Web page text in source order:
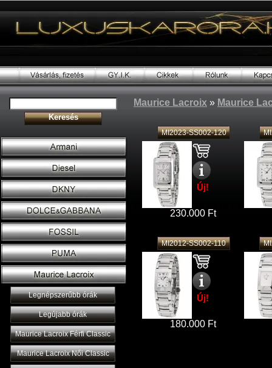
Legnépszerűbb órák
Legújabb órák
Maurice Lacroix Férfi Classic
Maurice Lacroix Női Classic
Maurice Lacroix » Maurice
MI2023-SS002-120
Új!
230.000 Ft
MI2012-SS002-110
Új!
180.000 Ft